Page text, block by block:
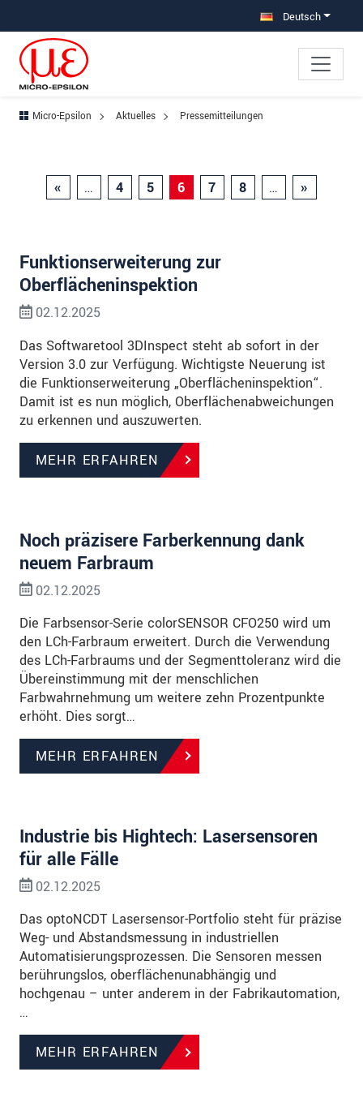
Deutsch
Micro-Epsilon Aktuelles Pressemitteilungen
« … 4 5 6 7 8 … »
Funktionserweiterung zur
Oberflächeninspektion
02.12.2025
Das Softwaretool 3DInspect steht ab sofort in der
Version 3.0 zur Verfügung. Wichtigste Neuerung ist
die Funktionserweiterung „Oberflächeninspektion“.
Damit ist es nun möglich, Oberflächenabweichungen
zu erkennen und auszuwerten.
MEHR ERFAHREN
Noch präzisere Farberkennung dank
neuem Farbraum
02.12.2025
Die Farbsensor-Serie colorSENSOR CFO250 wird um
den LCh-Farbraum erweitert. Durch die Verwendung
des LCh-Farbraums und der Segmenttoleranz wird die
Übereinstimmung mit der menschlichen
Farbwahrnehmung um weitere zehn Prozentpunkte
erhöht. Dies sorgt…
MEHR ERFAHREN
Industrie bis Hightech: Lasersensoren
für alle Fälle
02.12.2025
Das optoNCDT Lasersensor-Portfolio steht für präzise
Weg- und Abstandsmessung in industriellen
Automatisierungsprozessen. Die Sensoren messen
berührungslos, oberflächenunabhängig und
hochgenau – unter anderem in der Fabrikautomation,
…
MEHR ERFAHREN